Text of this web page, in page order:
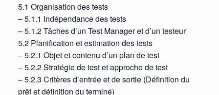
5.1 Organisation des tests
– 5.1.1 Indépendance des tests
– 5.1.2 Tâches d’un Test Manager et d’un testeur
5.2 Planification et estimation des tests
– 5.2.1 Objet et contenu d’un plan de test
– 5.2.2 Stratégie de test et approche de test
– 5.2.3 Critères d’entrée et de sortie (Définition du
prêt et définition du terminé)